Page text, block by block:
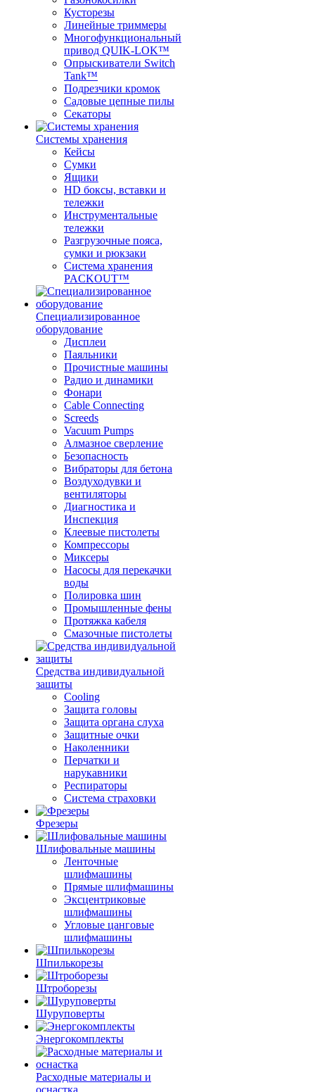
Кусторезы
Линейные триммеры
Многофункциональный
привод QUIK-LOK™
Опрыскиватели Switch
Tank™
Подрезчики кромок
Садовые цепные пилы
Секаторы
Системы хранения
Кейсы
Сумки
Ящики
HD боксы, вставки и
тележки
Инструментальные
тележки
Разгрузочные пояса,
сумки и рюкзаки
Система хранения
PACKOUT™
Специализированное
оборудование
Дисплеи
Паяльники
Прочистные машины
Радио и динамики
Фонари
Cable Connecting
Screeds
Vacuum Pumps
Алмазное сверление
Безопасность
Вибраторы для бетона
Воздуходувки и
вентиляторы
Диагностика и
Инспекция
Клеевые пистолеты
Компрессоры
Миксеры
Насосы для перекачки
воды
Полировка шин
Промышленные фены
Протяжка кабеля
Смазочные пистолеты
Средства индивидуальной
защиты
Cooling
Защита головы
Защита органа слуха
Защитные очки
Наколенники
Перчатки и
нарукавники
Респираторы
Система страховки
Фрезеры
Шлифовальные машины
Ленточные
шлифмашины
Прямые шлифмашины
Эксцентриковые
шлифмашины
Угловые цанговые
шлифмашины
Шпилькорезы
Штроборезы
Шуруповерты
Энергокомплекты
Расходные материалы и
оснастка